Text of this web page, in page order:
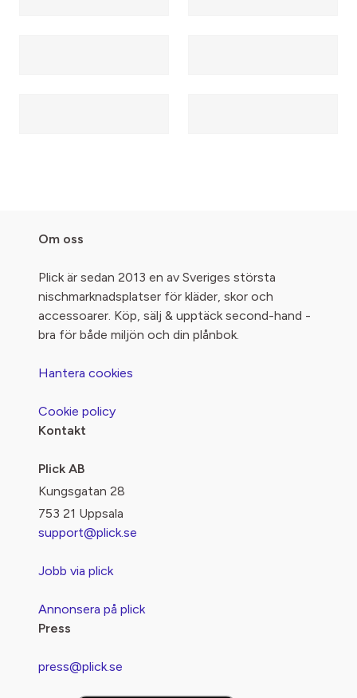
Om oss
Plick är sedan 2013 en av Sveriges största
nischmarknadsplatser för kläder, skor och
accessoarer. Köp, sälj & upptäck second-hand -
bra för både miljön och din plånbok.
Hantera cookies
Cookie policy
Kontakt
Plick AB
Kungsgatan 28
753 21 Uppsala
support@plick.se
Jobb via plick
Annonsera på plick
Press
press@plick.se